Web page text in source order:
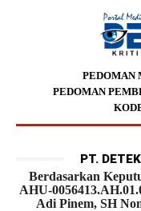
PEDOMAN
PEDOMAN
PT.
Berdasarkan
AHU-
Adi Pinem, SH